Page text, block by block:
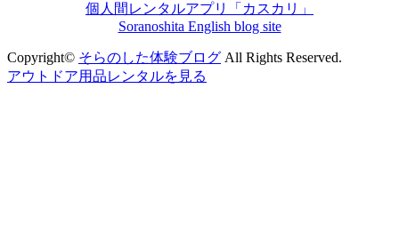
個人間レンタルアプリ「カスカリ」
Soranoshita English blog site
Copyright© そらのした体験ブログ All Rights Reserved.
アウトドア用品レンタルを見る